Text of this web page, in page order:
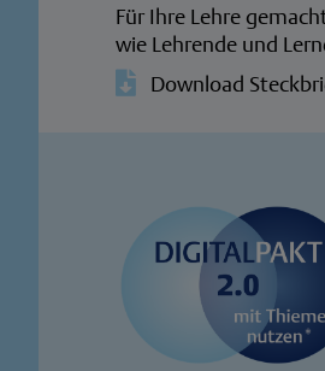
Für Ihre Lehre
wie Lehrende und
 Download